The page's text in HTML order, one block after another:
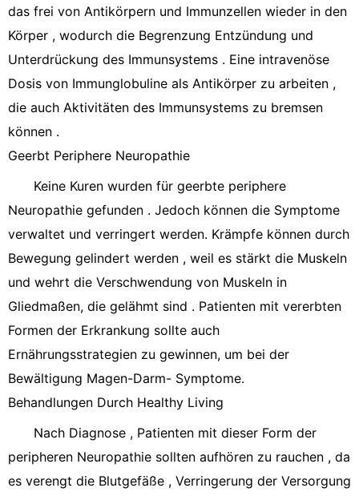
das frei von Antikörpern und Immunzellen wieder in den
Körper , wodurch die Begrenzung Entzündung und
Unterdrückung des Immunsystems . Eine intravenöse
Dosis von Immunglobuline als Antikörper zu arbeiten ,
die auch Aktivitäten des Immunsystems zu bremsen
können .
Geerbt Periphere Neuropathie
Keine Kuren wurden für geerbte periphere
Neuropathie gefunden . Jedoch können die Symptome
verwaltet und verringert werden. Krämpfe können durch
Bewegung gelindert werden , weil es stärkt die Muskeln
und wehrt die Verschwendung von Muskeln in
Gliedmaßen, die gelähmt sind . Patienten mit vererbten
Formen der Erkrankung sollte auch
Ernährungsstrategien zu gewinnen, um bei der
Bewältigung Magen-Darm- Symptome.
Behandlungen Durch Healthy Living
Nach Diagnose , Patienten mit dieser Form der
peripheren Neuropathie sollten aufhören zu rauchen , da
es verengt die Blutgefäße , Verringerung der Versorgung